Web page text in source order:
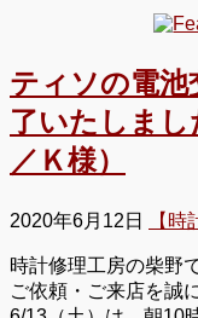
ティソの電池
了いたしまし
／Ｋ様）
2020年6月12日 【
時計修理工房の柴野
ご依頼・ご来店を誠